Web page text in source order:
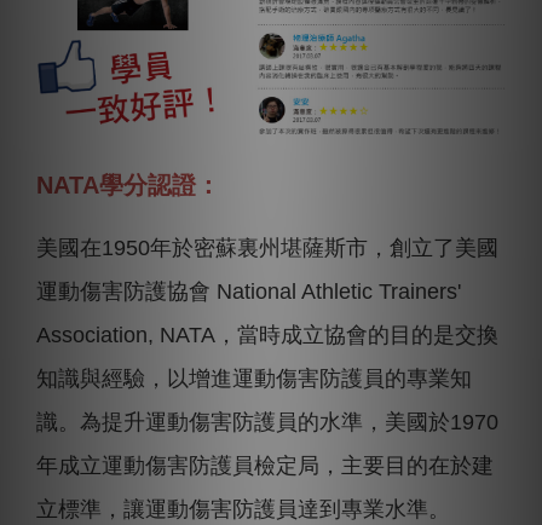
NATA學分認證：
美國在1950年於密蘇裏州堪薩斯市，創立了美國
運動傷害防護協會 National Athletic Trainers'
Association, NATA，當時成立協會的目的是交換
知識與經驗，以增進運動傷害防護員的專業知
識。為提升運動傷害防護員的水準，美國於1970
年成立運動傷害防護員檢定局，主要目的在於建
立標準，讓運動傷害防護員達到專業水準。